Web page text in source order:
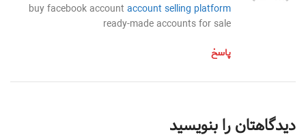
buy facebook account account selling platform
ready-made accounts for sale
پاسخ
دیدگاهتان را بنویسید